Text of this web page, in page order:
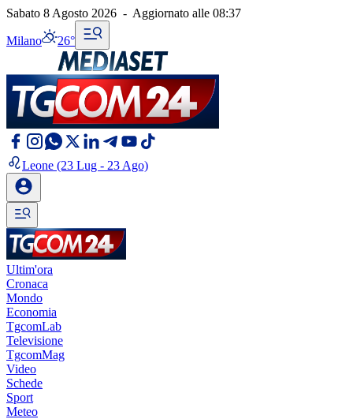
Sabato 8 Agosto 2026 - Aggiornato alle 08:37
Milano 26°
Leone (23 Lug - 23 Ago)
Ultim'ora
Cronaca
Mondo
Economia
TgcomLab
Televisione
TgcomMag
Video
Schede
Sport
Meteo